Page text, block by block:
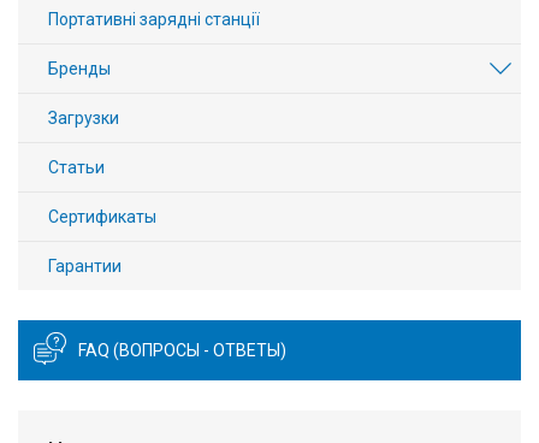
Портативні зарядні станції
Бренды
Загрузки
Статьи
Сертификаты
Гарантии
FAQ (ВОПРОСЫ - ОТВЕТЫ)